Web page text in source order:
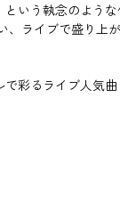
いう執念のよう
ライブで盛り上
彩るライブ人気